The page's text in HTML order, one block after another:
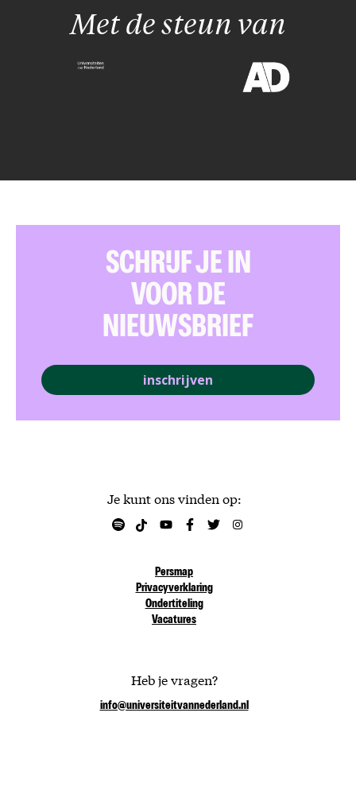
Met de steun van
Je kunt ons vinden op:
Persmap
Privacyverklaring
Ondertiteling
Vacatures
Heb je vragen?
info@universiteitvannederland.nl
SCHRIJF JE IN
VOOR DE
NIEUWSBRIEF
inschrijven